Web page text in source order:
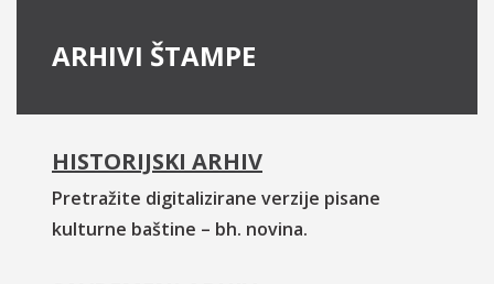
ARHIVI ŠTAMPE
HISTORIJSKI ARHIV
Pretražite digitalizirane verzije pisane
kulturne baštine – bh. novina.